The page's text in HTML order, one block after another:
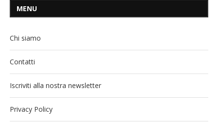
MENU
Chi siamo
Contatti
Iscriviti alla nostra newsletter
Privacy Policy